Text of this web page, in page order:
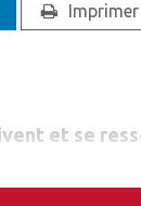
Imprimer
et se
chez